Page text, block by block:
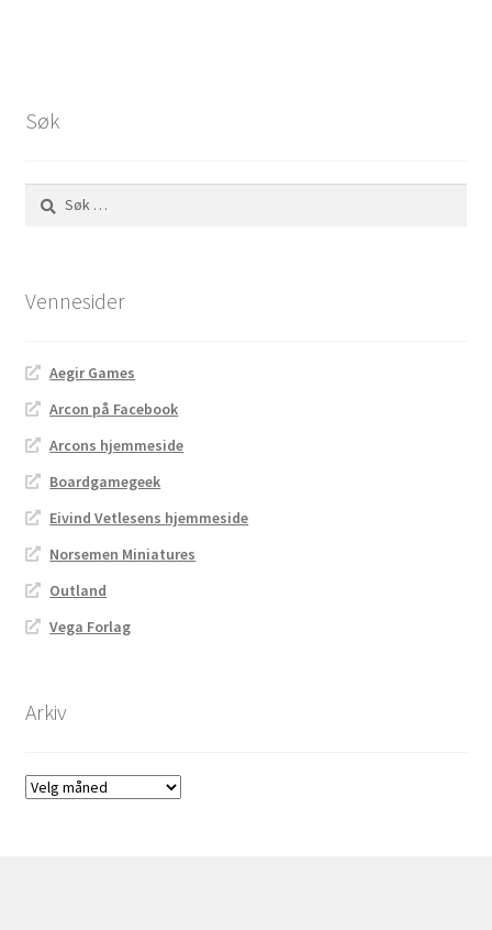
Søk
Søk
etter:
Vennesider
Aegir Games
Arcon på Facebook
Arcons hjemmeside
Boardgamegeek
Eivind Vetlesens hjemmeside
Norsemen Miniatures
Outland
Vega Forlag
Arkiv
Arkiv